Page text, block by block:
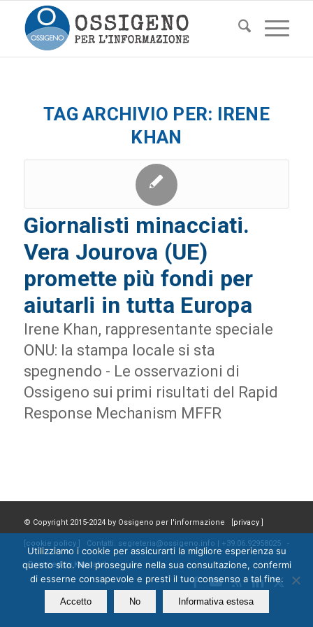
TAG ARCHIVIO PER: IRENE
KHAN
Giornalisti minacciati.
Vera Jourova (UE)
promette più fondi per
aiutarli in tutta Europa
Irene Khan, rappresentante speciale
ONU: la stampa locale si sta
spegnendo - Le osservazioni di
Ossigeno sui primi risultati del Rapid
Response Mechanism MFFR
© Copyright 2015-2024 by Ossigeno per l'informazione [privacy ]
[cookie policy ] Contatti: segreteria@ossigeno.info | +39.06.92958025 -
Powered by Kappabit
Utilizziamo i cookie per assicurarti la migliore esperienza su
questo sito. Nel proseguire nella sua consultazione, confermi
di esserne consapevole e presti il tuo consenso a tal fine.
Accetto No Informativa estesa